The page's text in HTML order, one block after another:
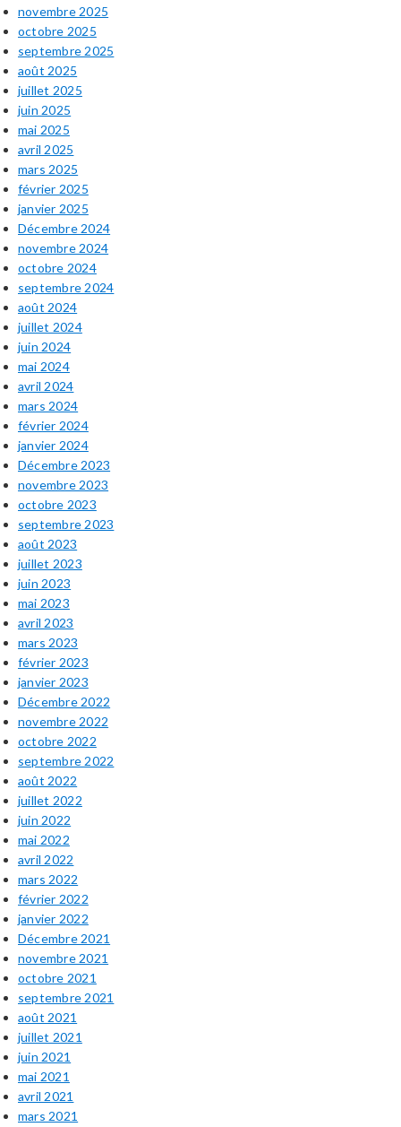
novembre 2025
octobre 2025
septembre 2025
août 2025
juillet 2025
juin 2025
mai 2025
avril 2025
mars 2025
février 2025
janvier 2025
Décembre 2024
novembre 2024
octobre 2024
septembre 2024
août 2024
juillet 2024
juin 2024
mai 2024
avril 2024
mars 2024
février 2024
janvier 2024
Décembre 2023
novembre 2023
octobre 2023
septembre 2023
août 2023
juillet 2023
juin 2023
mai 2023
avril 2023
mars 2023
février 2023
janvier 2023
Décembre 2022
novembre 2022
octobre 2022
septembre 2022
août 2022
juillet 2022
juin 2022
mai 2022
avril 2022
mars 2022
février 2022
janvier 2022
Décembre 2021
novembre 2021
octobre 2021
septembre 2021
août 2021
juillet 2021
juin 2021
mai 2021
avril 2021
mars 2021